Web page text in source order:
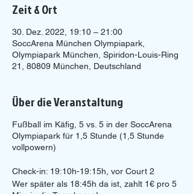
Zeit & Ort
30. Dez. 2022, 19:10 – 21:00
SoccArena München Olympiapark,
Olympiapark München, Spiridon-Louis-Ring
21, 80809 München, Deutschland
Über die Veranstaltung
Fußball im Käfig, 5 vs. 5 in der SoccArena
Olympiapark für 1,5 Stunde (1,5 Stunde
vollpowern)
Check-in: 19:10h-19:15h, vor Court 2
Wer später als 18:45h da ist, zahlt 1€ pro 5